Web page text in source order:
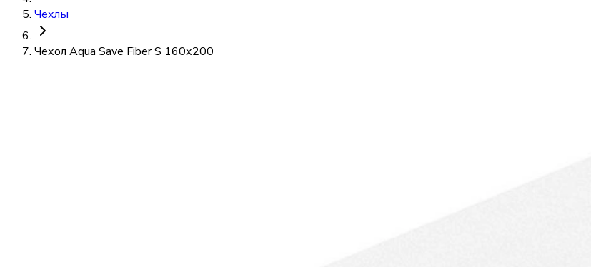
Чехлы
Чехол Aqua Save Fiber S 160х200